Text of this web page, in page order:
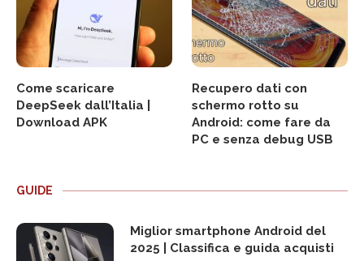
Come scaricare
DeepSeek dall’Italia |
Download APK
Recupero dati con
schermo rotto su
Android: come fare da
PC e senza debug USB
GUIDE
Miglior smartphone Android del
2025 | Classifica e guida acquisti